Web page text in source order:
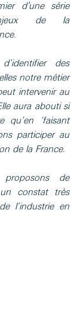
d'une série
de la
des
notre métier
intervenir au
aura abouti si
qu’en ‘faisant
participer au
de la France.
de
constat très
l’industrie en